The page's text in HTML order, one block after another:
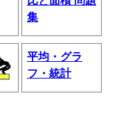
集
平均・グラ
フ・統計